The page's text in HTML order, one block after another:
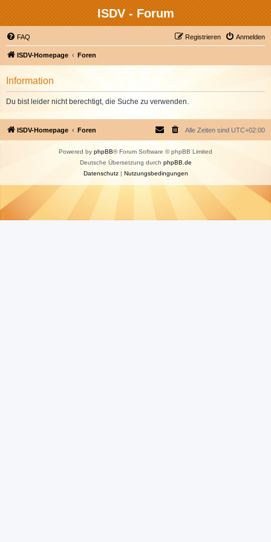
ISDV - Forum
FAQ Anmelden
Registrieren
ISDV-Homepage Foren
Information
Du bist leider nicht berechtigt, die Suche zu verwenden.
ISDV-Homepage Foren Alle Zeiten sind UTC+02:00
Powered by phpBB® Forum Software © phpBB Limited
Deutsche Übersetzung durch phpBB.de
Datenschutz| Nutzungsbedingungen